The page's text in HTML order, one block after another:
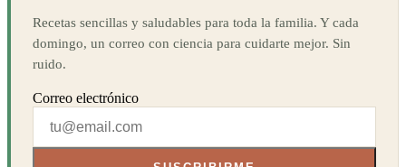
Recetas sencillas y saludables para toda la familia. Y cada
domingo, un correo con ciencia para cuidarte mejor. Sin
ruido.
Correo electrónico